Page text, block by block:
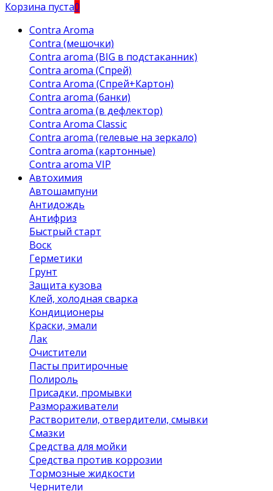
Корзина пуста0
Contra Aroma
Contra (мешочки)
Contra aroma (BIG в подстаканник)
Contra aroma (Спрей)
Contra Aroma (Спрей+Картон)
Contra aroma (банки)
Contra aroma (в дефлектор)
Contra Aroma Classic
Contra aroma (гелевые на зеркало)
Contra aroma (картонные)
Contra aroma VIP
Автохимия
Автошампуни
Антидождь
Антифриз
Быстрый старт
Воск
Герметики
Грунт
Защита кузова
Клей, холодная сварка
Кондиционеры
Краски, эмали
Лак
Очистители
Пасты притирочные
Полироль
Присадки, промывки
Размораживатели
Растворители, отвердители, смывки
Смазки
Средства для мойки
Средства против коррозии
Тормозные жидкости
Чернители